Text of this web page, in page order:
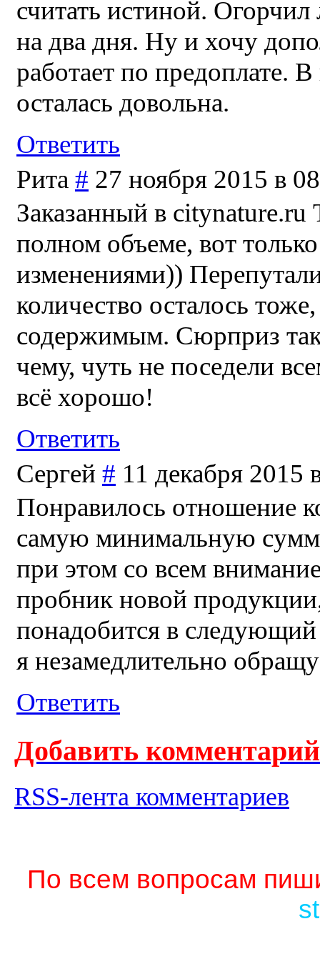
считать истиной.
на два дня. Ну и хочу
работает по предоплате.
осталась довольна.
Ответить
Рита # 27 ноября 2015 в
Заказанный в
полном объеме, вот
изменениями))
количество осталось
содержимым. Сюрприз
чему, чуть не поседели
всё хорошо!
Ответить
Сергей # 11 декабря 2015
Понравилось отношение
самую минимальную
при этом со всем
пробник новой
понадобится в
я незамедлительно
Ответить
Добавить
RSS-лента комментариев
По всем вопросам